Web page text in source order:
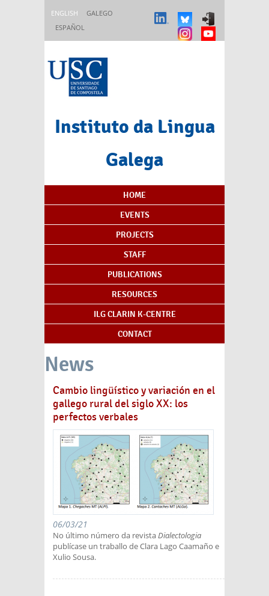
ENGLISH
GALEGO
ESPAÑOL
Instituto da Lingua
Galega
Content Index
HOME
EVENTS
PROJECTS
STAFF
PUBLICATIONS
RESOURCES
ILG CLARIN K-CENTRE
CONTACT
News
Cambio lingüístico y variación en el
gallego rural del siglo XX: los
perfectos verbales
06/03/21
No último número da revistaDialectologia
publícase un traballo de Clara Lago Caamaño e
Xulio Sousa.